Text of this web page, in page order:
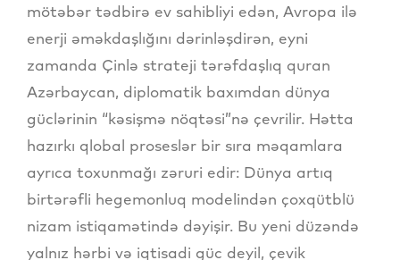
mötəbər tədbirə ev sahibliyi edən, Avropa ilə
enerji əməkdaşlığını dərinləşdirən, eyni
zamanda Çinlə strateji tərəfdaşlıq quran
Azərbaycan, diplomatik baxımdan dünya
güclərinin “kəsişmə nöqtəsi”nə çevrilir. Hətta
hazırkı qlobal proseslər bir sıra məqamlara
ayrıca toxunmağı zəruri edir: Dünya artıq
birtərəfli hegemonluq modelindən çoxqütblü
nizam istiqamətində dəyişir. Bu yeni düzəndə
yalnız hərbi və iqtisadi güc deyil, çevik